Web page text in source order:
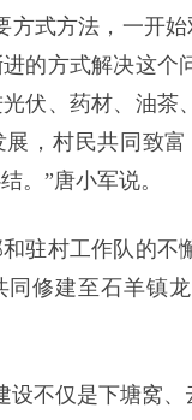
方式方法，一开
的方式解决这
伏、药材、油茶
，村民共同致
。”唐小军说。
驻村工作队的不
同修建至石羊镇
设不仅是下塘窝